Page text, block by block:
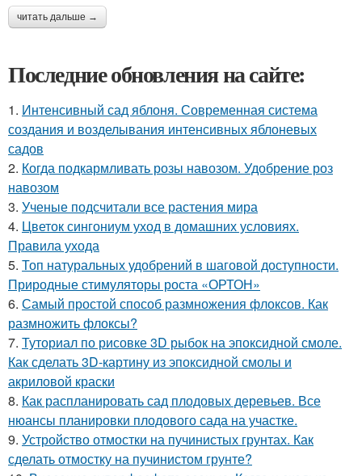
читать дальше →
Последние обновления на сайте:
1. Интенсивный сад яблоня. Современная система
создания и возделывания интенсивных яблоневых
садов
2. Когда подкармливать розы навозом. Удобрение роз
навозом
3. Ученые подсчитали все растения мира
4. Цветок сингониум уход в домашних условиях.
Правила ухода
5. Топ натуральных удобрений в шаговой доступности.
Природные стимуляторы роста «ОРТОН»
6. Самый простой способ размножения флоксов. Как
размножить флоксы?
7. Туториал по рисовке 3D рыбок на эпоксидной смоле.
Как сделать 3D-картину из эпоксидной смолы и
акриловой краски
8. Как распланировать сад плодовых деревьев. Все
нюансы планировки плодового сада на участке.
9. Устройство отмостки на пучинистых грунтах. Как
сделать отмостку на пучинистом грунте?